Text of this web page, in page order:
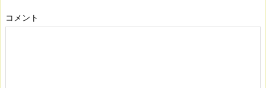
コメント